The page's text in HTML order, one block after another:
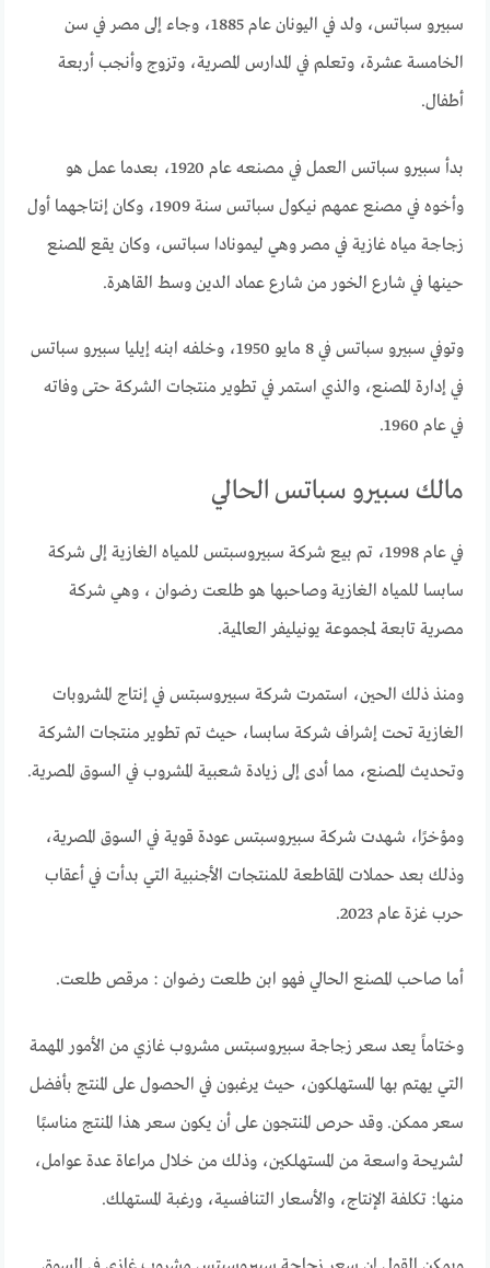
سبيرو سباتس، ولد في اليونان عام 1885، وجاء إلى مصر في سن
الخامسة عشرة، وتعلم في المدارس المصرية، وتزوج وأنجب أربعة
أطفال.
بدأ سبيرو سباتس العمل في مصنعه عام 1920، بعدما عمل هو
وأخوه في مصنع عمهم نيكول سباتس سنة 1909، وكان إنتاجهما أول
زجاجة مياه غازية في مصر وهي ليمونادا سباتس، وكان يقع المصنع
حينها في شارع الخور من شارع عماد الدين وسط القاهرة.
وتوفي سبيرو سباتس في 8 مايو 1950، وخلفه ابنه إيليا سبيرو سباتس
في إدارة المصنع، والذي استمر في تطوير منتجات الشركة حتى وفاته
في عام 1960.
مالك سبيرو سباتس الحالي
في عام 1998، تم بيع شركة سبيروسبتس للمياه الغازية إلى شركة
سابسا للمياه الغازية وصاحبها هو طلعت رضوان ، وهي شركة
مصرية تابعة لمجموعة يونيليفر العالمية.
ومنذ ذلك الحين، استمرت شركة سبيروسبتس في إنتاج المشروبات
الغازية تحت إشراف شركة سابسا، حيث تم تطوير منتجات الشركة
وتحديث المصنع، مما أدى إلى زيادة شعبية المشروب في السوق المصرية.
ومؤخرًا، شهدت شركة سبيروسبتس عودة قوية في السوق المصرية،
وذلك بعد حملات المقاطعة للمنتجات الأجنبية التي بدأت في أعقاب
حرب غزة عام 2023.
أما صاحب المصنع الحالي فهو ابن طلعت رضوان : مرقص طلعت.
وختاماً يعد سعر زجاجة سبيروسبتس مشروب غازي من الأمور المهمة
التي يهتم بها المستهلكون، حيث يرغبون في الحصول على المنتج بأفضل
سعر ممكن. وقد حرص المنتجون على أن يكون سعر هذا المنتج مناسبًا
لشريحة واسعة من المستهلكين، وذلك من خلال مراعاة عدة عوامل،
منها: تكلفة الإنتاج، والأسعار التنافسية، ورغبة المستهلك.